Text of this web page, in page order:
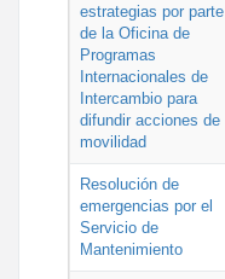
estrategias por parte
de la Oficina de
Programas
Internacionales de
Intercambio para
difundir acciones de
movilidad
Resolución de
emergencias por el
Servicio de
Mantenimiento